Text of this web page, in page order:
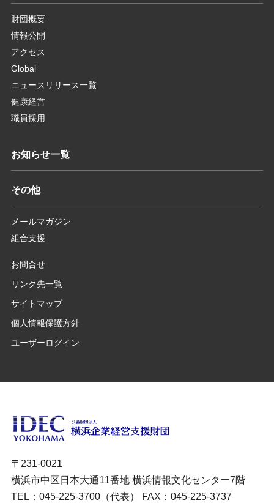
財団概要
情報公開
アクセス
Global
ニュースリリース一覧
健康経営
職員採用
お知らせ一覧
その他
メールマガジン
組合支援
お問合せ
リンク先一覧
サイトマップ
個人情報保護方針
ユーザーログイン
〒231-0021
横浜市中区日本大通11番地 横浜情報文化センター7階
TEL：045-225-3700（代表） FAX：045-225-3737